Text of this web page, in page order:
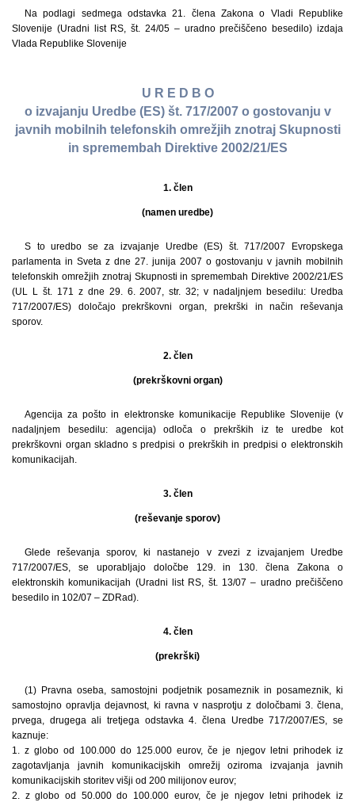
Na podlagi sedmega odstavka 21. člena Zakona o Vladi Republike
Slovenije (Uradni list RS, št. 24/05 – uradno prečiščeno besedilo) izdaja
Vlada Republike Slovenije
U R E D B O
o izvajanju Uredbe (ES) št. 717/2007 o gostovanju v
javnih mobilnih telefonskih omrežjih znotraj Skupnosti
in spremembah Direktive 2002/21/ES
1. člen
(namen uredbe)
S to uredbo se za izvajanje Uredbe (ES) št. 717/2007 Evropskega
parlamenta in Sveta z dne 27. junija 2007 o gostovanju v javnih mobilnih
telefonskih omrežjih znotraj Skupnosti in spremembah Direktive 2002/21/ES
(UL L št. 171 z dne 29. 6. 2007, str. 32; v nadaljnjem besedilu: Uredba
717/2007/ES) določajo prekrškovni organ, prekrški in način reševanja
sporov.
2. člen
(prekrškovni organ)
Agencija za pošto in elektronske komunikacije Republike Slovenije (v
nadaljnjem besedilu: agencija) odloča o prekrških iz te uredbe kot
prekrškovni organ skladno s predpisi o prekrških in predpisi o elektronskih
komunikacijah.
3. člen
(reševanje sporov)
Glede reševanja sporov, ki nastanejo v zvezi z izvajanjem Uredbe
717/2007/ES, se uporabljajo določbe 129. in 130. člena Zakona o
elektronskih komunikacijah (Uradni list RS, št. 13/07 – uradno prečiščeno
besedilo in 102/07 – ZDRad).
4. člen
(prekrški)
(1) Pravna oseba, samostojni podjetnik posameznik in posameznik, ki
samostojno opravlja dejavnost, ki ravna v nasprotju z določbami 3. člena,
prvega, drugega ali tretjega odstavka 4. člena Uredbe 717/2007/ES, se
kaznuje:
1. z globo od 100.000 do 125.000 eurov, če je njegov letni prihodek iz
zagotavljanja javnih komunikacijskih omrežij oziroma izvajanja javnih
komunikacijskih storitev višji od 200 milijonov eurov;
2. z globo od 50.000 do 100.000 eurov, če je njegov letni prihodek iz